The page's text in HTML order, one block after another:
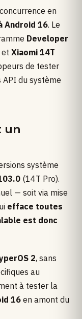
en
Android 16. Le
Developer
etXiaomi 14T
de tester
du système
un
système
(14T Pro).
— soit via mise
efface toutes
est donc
2, sans
au
à tester la
16 en amont du